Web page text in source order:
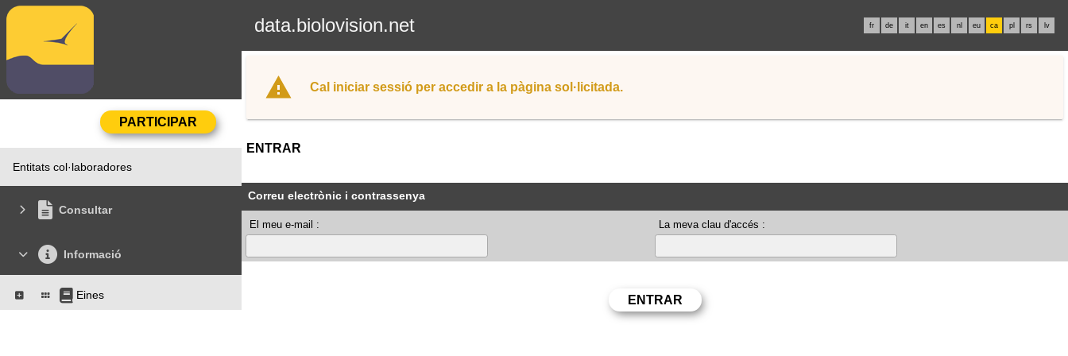
data.biolovision.net fr de it en es nl eu ca pl rs lv
Entitats col·laboradores
Consultar
Informació
Eines
Cal iniciar sessió per accedir a la pàgina sol·licitada.
ENTRAR
Correu electrònic i contrassenya
El meu e-mail : La meva clau d'accés :